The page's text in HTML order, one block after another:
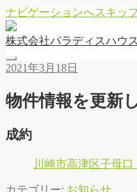
ナビゲーションへスキッ
株式会社パラディ スハウ ス
2021年3月18日
物件情報を更新
成約
川崎市高津区子母口
カテゴリー: お知らせ